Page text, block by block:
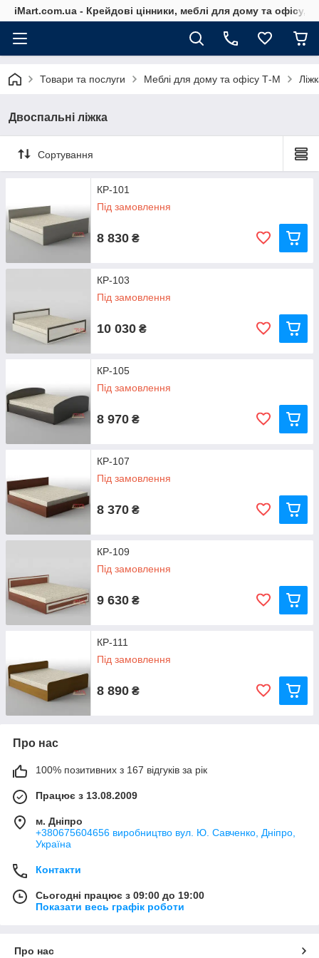
iMart.com.ua - Крейдові цінники, меблі для дому та офісу,
Товари та послуги Меблі для дому та офісу Т-М
Двоспальні ліжка
Сортування
КР-101
Під замовлення
8 830 ₴
КР-103
Під замовлення
10 030 ₴
КР-105
Під замовлення
8 970 ₴
КР-107
Під замовлення
8 370 ₴
КР-109
Під замовлення
9 630 ₴
КР-111
Під замовлення
8 890 ₴
Про нас
100% позитивних з 167 відгуків за рік
Працює з 13.08.2009
м. Дніпро
+380675604656 виробництво вул. Ю. Савченко, Дніпро,
Україна
Контакти
Сьогодні працює з 09:00 до 19:00
Показати весь графік роботи
Про нас